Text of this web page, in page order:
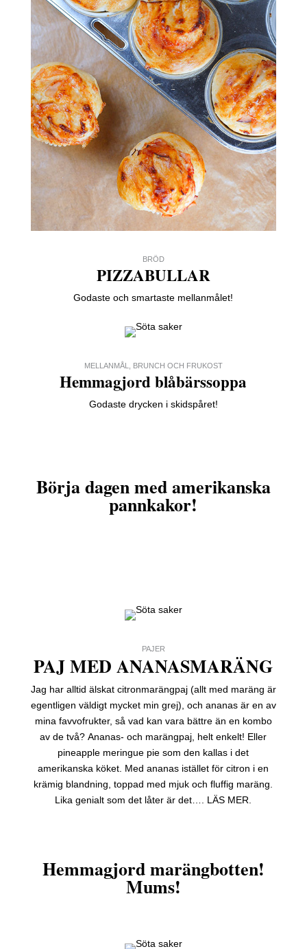
BRÖD
PIZZABULLAR
Godaste och smartaste mellanmålet!
MELLANMÅL, BRUNCH OCH FRUKOST
Hemmagjord blåbärssoppa
Godaste drycken i skidspåret!
Börja dagen med amerikanska
pannkakor!
PAJER
PAJ MED ANANASMARÄNG
Jag har alltid älskat citronmarängpaj (allt med maräng är
egentligen väldigt mycket min grej), och ananas är en av
mina favvofrukter, så vad kan vara bättre än en kombo
av de två? Ananas- och marängpaj, helt enkelt! Eller
pineapple meringue pie som den kallas i det
amerikanska köket. Med ananas istället för citron i en
krämig blandning, toppad med mjuk och fluffig maräng.
Lika genialt som det låter är det…. LÄS MER.
Hemmagjord marängbotten!
Mums!